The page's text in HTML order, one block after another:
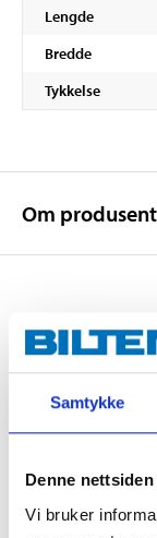
Samtykke
Denne
Vi bruker
Lengde
Bredde
Tykkelse
Om
Andre